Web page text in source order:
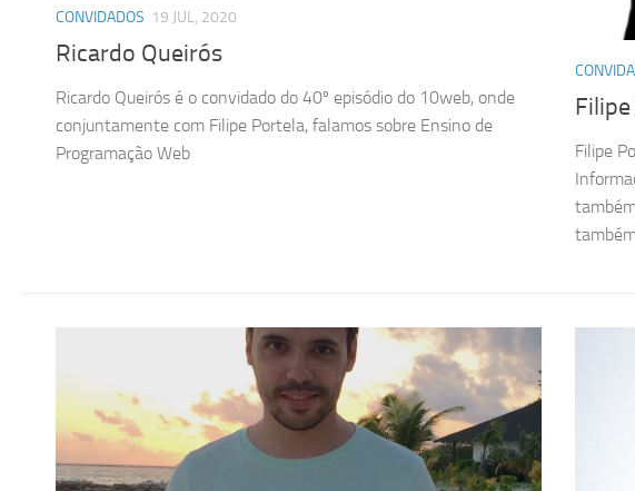
CONVIDADOS 19 JUL, 2020
Ricardo Queirós
Ricardo Queirós é o convidado do 40º episódio do 10web, onde
conjuntamente com Filipe Portela, falamos sobre Ensino de
Programação Web
Filipe